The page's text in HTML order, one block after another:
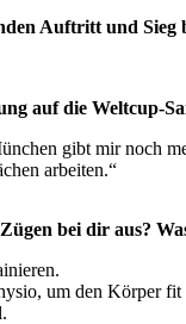
Auftritt und
auf die Weltcup-
gibt mir noch
arbeiten.“
bei dir aus?
um den Körper fit